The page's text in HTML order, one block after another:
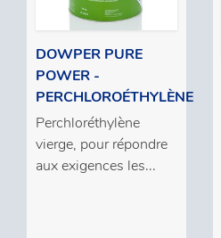
DOWPER PURE
POWER -
PERCHLOROÉTHYLÈNE
Perchloréthylène
vierge, pour répondre
aux exigences les...